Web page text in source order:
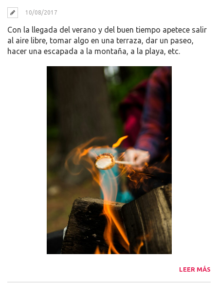
10/08/2017
Con la llegada del verano y del buen tiempo apetece salir
al aire libre, tomar algo en una terraza, dar un paseo,
hacer una escapada a la montaña, a la playa, etc.
LEER MÁS